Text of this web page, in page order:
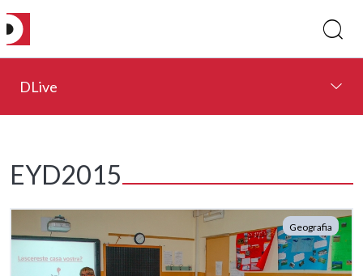
DLive
EYD2015
Geografia